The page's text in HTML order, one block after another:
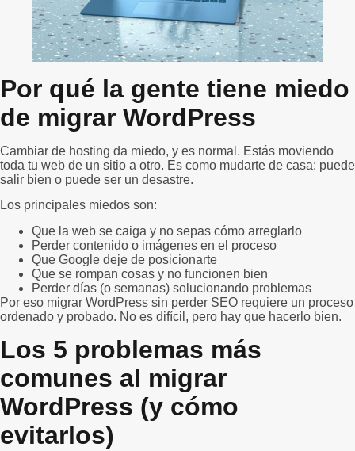
Por qué la gente tiene miedo
de migrar WordPress
Cambiar de hosting da miedo, y es normal. Estás moviendo
toda tu web de un sitio a otro. Es como mudarte de casa: puede
salir bien o puede ser un desastre.
Los principales miedos son:
Que la web se caiga y no sepas cómo arreglarlo
Perder contenido o imágenes en el proceso
Que Google deje de posicionarte
Que se rompan cosas y no funcionen bien
Perder días (o semanas) solucionando problemas
Por eso migrar WordPress sin perder SEO requiere un proceso
ordenado y probado. No es difícil, pero hay que hacerlo bien.
Los 5 problemas más
comunes al migrar
WordPress (y cómo
evitarlos)